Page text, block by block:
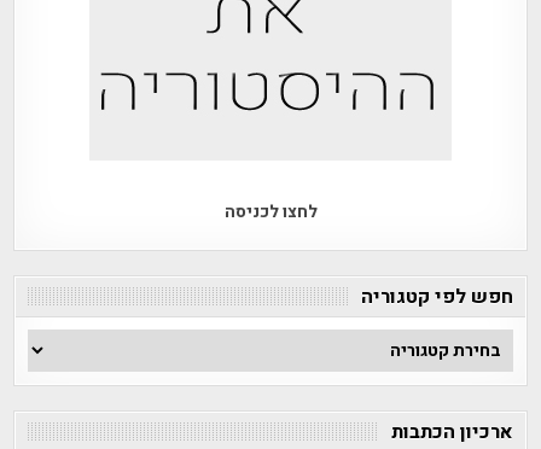
לחצו לכניסה
חפש לפי קטגוריה
חפש
לפי
ארכיון הכתבות